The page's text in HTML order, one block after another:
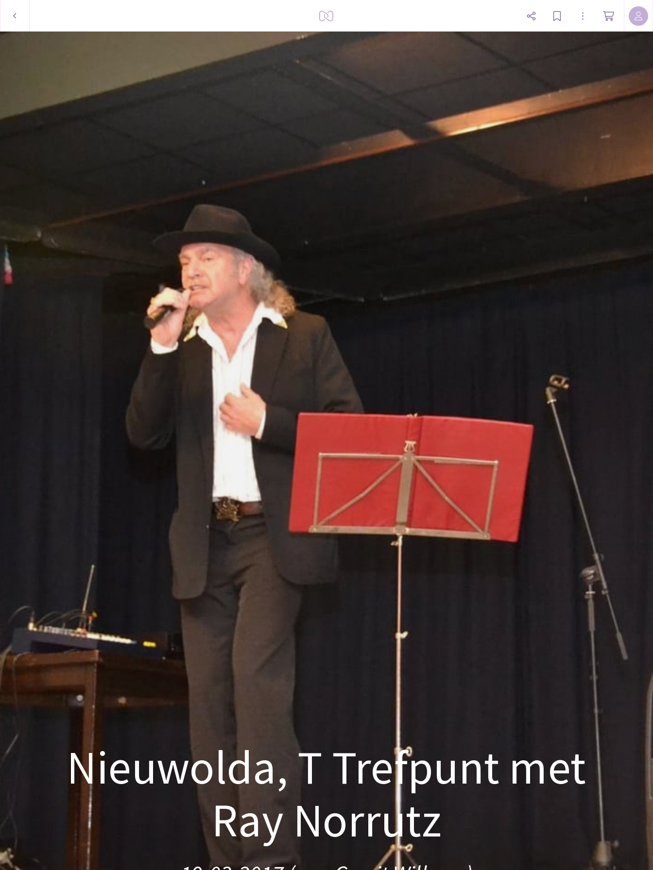
Nieuwolda, T Trefpunt met
Ray Norrutz